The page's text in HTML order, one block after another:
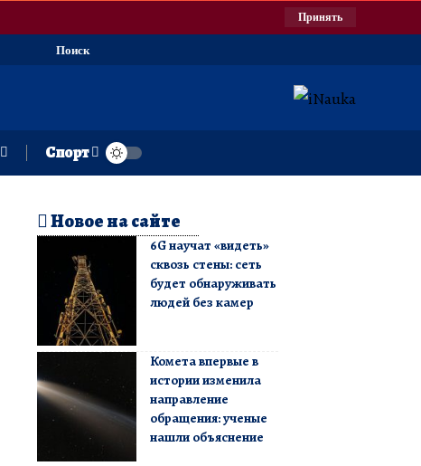
Принять
Поиск
Спорт
Новое на сайте
6G научат «видеть»
сквозь стены: сеть
будет обнаруживать
людей без камер
Комета впервые в
истории изменила
направление
обращения: ученые
нашли объяснение